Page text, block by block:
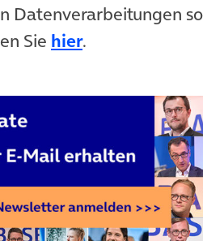
Datenverarbeitungen
Sie hier.